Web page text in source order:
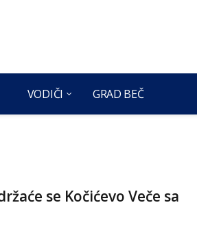
VODIČI GRAD BEČ
se Kočićevo Veče sa